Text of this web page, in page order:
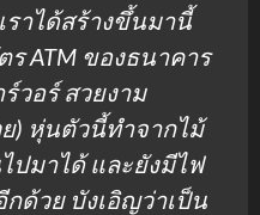
ราได้สร้างขึ้นมานี้
ATM ของธนาคาร
วอร์ สวยงาม
) หุ่นตัวนี้ทำจากไม้
ปมาได้ และยังมีไฟ
ด้วย บังเอิญว่าเป็น